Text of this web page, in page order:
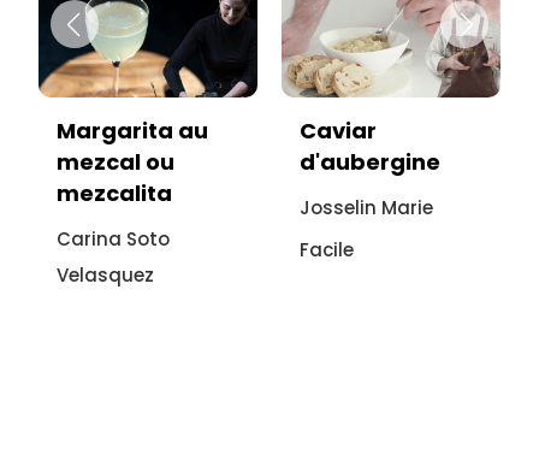
au
ou
Soto
Caviar
d'aubergine
Josselin Marie
sans